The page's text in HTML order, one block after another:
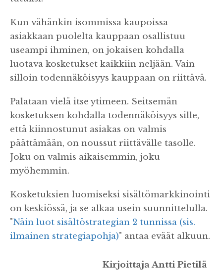
Kun vähänkin isommissa kaupoissa
asiakkaan puolelta kauppaan osallistuu
useampi ihminen, on jokaisen kohdalla
luotava kosketukset kaikkiin neljään. Vain
silloin todennäköisyys kauppaan on riittävä.
Palataan vielä itse ytimeen. Seitsemän
kosketuksen kohdalla todennäköisyys sille,
että kiinnostunut asiakas on valmis
päättämään, on noussut riittävälle tasolle.
Joku on valmis aikaisemmin, joku
myöhemmin.
Kosketuksien luomiseksi sisältömarkkinointi
on keskiössä, ja se alkaa usein suunnittelulla.
"Näin luot sisältöstrategian 2 tunnissa (sis.
ilmainen strategiapohja)" antaa eväät alkuun.
Kirjoittaja Antti Pietilä